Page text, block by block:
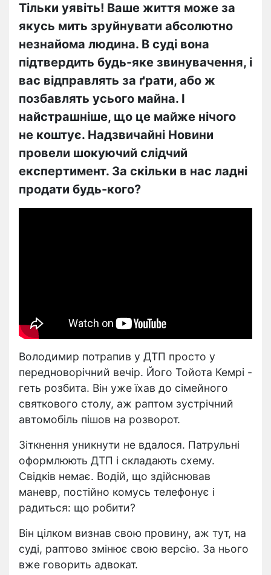
Тільки уявіть! Ваше життя може за
якусь мить зруйнувати абсолютно
незнайома людина. В суді вона
підтвердить будь-яке звинувачення, і
вас відправлять за ґрати, або ж
позбавлять усього майна. І
найстрашніше, що це майже нічого
не коштує. Надзвичайні Новини
провели шокуючий слідчий
експертимент. За скільки в нас ладні
продати будь-кого?
Володимир потрапив у ДТП просто у
передноворічний вечір. Його Тойота Кемрі -
геть розбита. Він уже їхав до сімейного
святкового столу, аж раптом зустрічний
автомобіль пішов на розворот.
Зіткнення уникнути не вдалося. Патрульні
оформлюють ДТП і складають схему.
Свідків немає. Водій, що здійснював
маневр, постійно комусь телефонує і
радиться: що робити?
Він цілком визнав свою провину, аж тут, на
суді, раптово змінює свою версію. За нього
вже говорить адвокат.